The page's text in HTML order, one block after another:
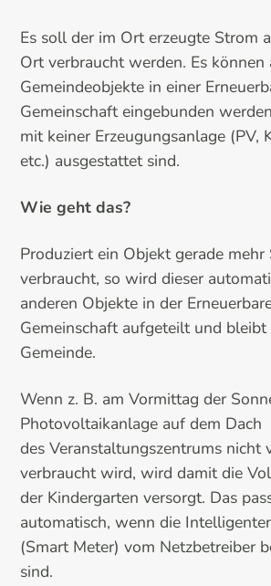
Es soll der im Ort erzeugte Strom
Ort verbraucht werden. Es können
Gemeindeobjekte in einer
Gemeinschaft eingebunden
mit keiner Erzeugungsanlage (PV,
etc.) ausgestattet sind.
Wie geht das?
Produziert ein Objekt gerade mehr
verbraucht, so wird dieser
anderen Objekte in der
Gemeinschaft aufgeteilt und bleibt
Gemeinde.
Wenn z. B. am Vormittag der
Photovoltaikanlage auf dem Dach
des Veranstaltungszentrums nicht
verbraucht wird, wird damit die
der Kindergarten versorgt. Das
automatisch, wenn die
(Smart Meter) vom Netzbetreiber
sind.